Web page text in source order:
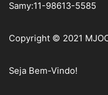
Samy:11-98613-5585
Copyright © 2021
Seja Bem-Vindo!